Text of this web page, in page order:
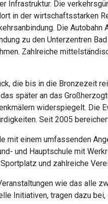
Infrastruktur. Die
in der wirtschaftsstarken
Die
zu den Unterzentren
Zahlreiche
die bis in die Bronzezeit
später an das
widerspiegelt. Die
Seit 2005
mit einem umfassenden
und Hauptschule mit
und zahlreiche
wie das alle
Initiativen, tragen dazu